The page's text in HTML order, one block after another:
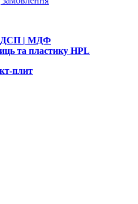
| ДСП | МДФ
та пластику HPL
плит